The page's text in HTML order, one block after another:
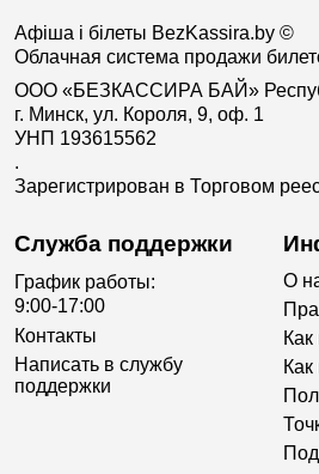
Афіша і білеты BezKassira.by ©
Облачная система продажи
ООО «БЕЗКАССИРА БАЙ»
г. Минск, ул. Короля, 9, оф. 1
УНП 193615562
.
Зарегистрирован в Торговом
Служба поддержки
График работы:
9:00-17:00
Контакты
Написать в службу
поддержки
О
Как
Как